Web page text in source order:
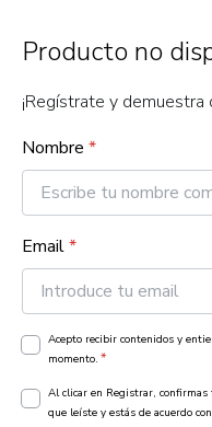
Producto no
¡Regístrate y
Nombre *
Email*
Acepto recibir contenidos y
momento. *
Al clicar en Registrar,
que leíste y estás de acuerdo